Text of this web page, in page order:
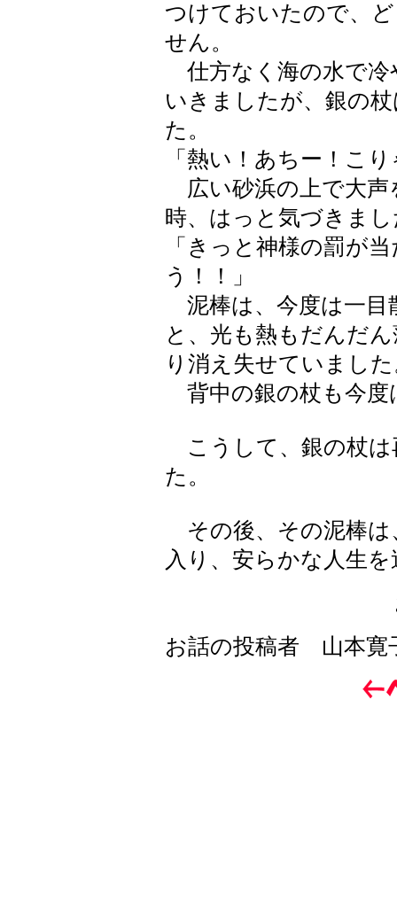
つけておいたので、
せん。
仕方なく海の水で冷
いきましたが、銀の
た。
「熱い！あちー！こ
広い砂浜の上で大声
時、はっと気づきま
「きっと神様の罰が
う！！」
泥棒は、今度は一目
と、光も熱もだんだ
り消え失せていまし
背中の銀の杖も今度
こうして、銀の杖は
た。
その後、その泥棒は
入り、安らかな人生
お話の投稿者 山本寛